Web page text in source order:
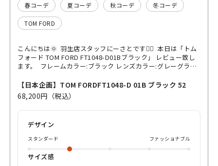
春コーデ 夏コーデ 秋コーデ 冬コーデ
TOM FORD
こんにちは🌞 羽生店スタッフにーさとです💁‍♂️ 本日は「トム
フォード TOM FORD FT1048-D01Bブラック」 レビュー致し
ます。 フレームカラー:ブラック レンズカラー:グレーグラデ
ックなウェリントンタイプのサングラス🕶️ どんな洋服にも合
わせやすく黒縁でかっこいい😎 サイズ感も52サイズと男女共
に掛けやすく、鼻あて（鼻パット）が付いている日本人向け
のデザインにもなっております。 レンズもトムフォードには
レガントなグレーカラーの印象 このシンプルながらトムフォ
ードらしい抜け感のある高級感がたまらないですね🤤 是非パ
リミキオンライン購入又はパリミキ店舗までお越しください
ませ♪
【日本企画】TOM FORDFT1048-D 01B ブラック 52
68,200円（税込）
デザイン
スタンダード ファッショナブル
サイズ感